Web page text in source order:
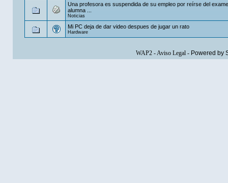
Una profesora es suspendida de su empleo por reírse del
alumna ...
Noticias
Mi PC deja de dar video despues de jugar un rato
Hardware
WAP2-Aviso Legal- Powered by